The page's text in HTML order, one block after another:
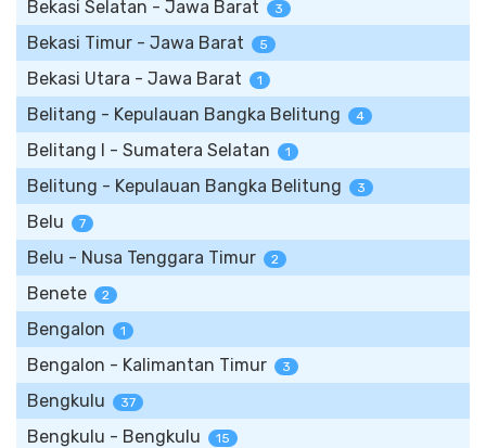
Bekasi Selatan - Jawa Barat 3
Bekasi Timur - Jawa Barat 5
Bekasi Utara - Jawa Barat 1
Belitang - Kepulauan Bangka Belitung 4
Belitang I - Sumatera Selatan 1
Belitung - Kepulauan Bangka Belitung 3
Belu 7
Belu - Nusa Tenggara Timur 2
Benete 2
Bengalon 1
Bengalon - Kalimantan Timur 3
Bengkulu 37
Bengkulu - Bengkulu 15